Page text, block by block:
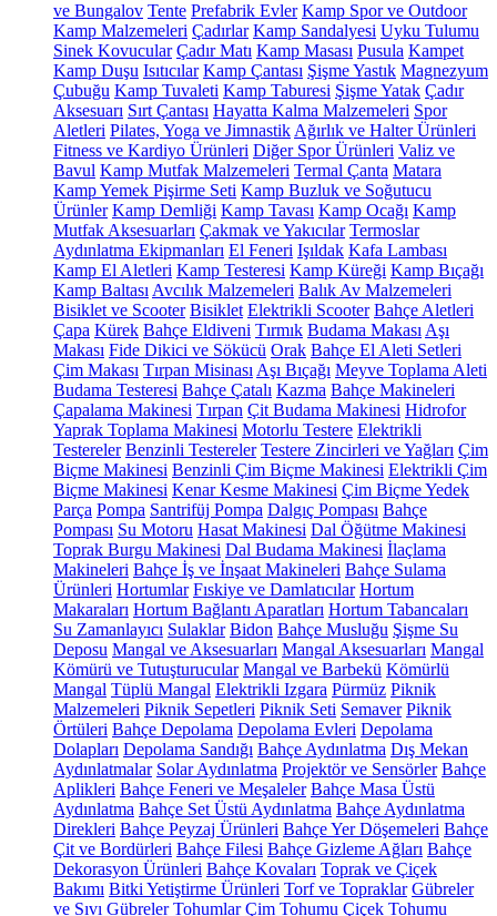
ve Bungalov Tente Prefabrik Evler Kamp Spor ve Outdoor
Kamp Malzemeleri Çadırlar Kamp Sandalyesi Uyku Tulumu
Sinek Kovucular Çadır Matı Kamp Masası Pusula Kampet
Kamp Duşu Isıtıcılar Kamp Çantası Şişme Yastık Magnezyum
Çubuğu Kamp Tuvaleti Kamp Taburesi Şişme Yatak Çadır
Aksesuarı Sırt Çantası Hayatta Kalma Malzemeleri Spor
Aletleri Pilates, Yoga ve Jimnastik Ağırlık ve Halter Ürünleri
Fitness ve Kardiyo Ürünleri Diğer Spor Ürünleri Valiz ve
Bavul Kamp Mutfak Malzemeleri Termal Çanta Matara
Kamp Yemek Pişirme Seti Kamp Buzluk ve Soğutucu
Ürünler Kamp Demliği Kamp Tavası Kamp Ocağı Kamp
Mutfak Aksesuarları Çakmak ve Yakıcılar Termoslar
Aydınlatma Ekipmanları El Feneri Işıldak Kafa Lambası
Kamp El Aletleri Kamp Testeresi Kamp Küreği Kamp Bıçağı
Kamp Baltası Avcılık Malzemeleri Balık Av Malzemeleri
Bisiklet ve Scooter Bisiklet Elektrikli Scooter Bahçe Aletleri
Çapa Kürek Bahçe Eldiveni Tırmık Budama Makası Aşı
Makası Fide Dikici ve Sökücü Orak Bahçe El Aleti Setleri
Çim Makası Tırpan Misinası Aşı Bıçağı Meyve Toplama Aleti
Budama Testeresi Bahçe Çatalı Kazma Bahçe Makineleri
Çapalama Makinesi Tırpan Çit Budama Makinesi Hidrofor
Yaprak Toplama Makinesi Motorlu Testere Elektrikli
Testereler Benzinli Testereler Testere Zincirleri ve Yağları Çim
Biçme Makinesi Benzinli Çim Biçme Makinesi Elektrikli Çim
Biçme Makinesi Kenar Kesme Makinesi Çim Biçme Yedek
Parça Pompa Santrifüj Pompa Dalgıç Pompası Bahçe
Pompası Su Motoru Hasat Makinesi Dal Öğütme Makinesi
Toprak Burgu Makinesi Dal Budama Makinesi İlaçlama
Makineleri Bahçe İş ve İnşaat Makineleri Bahçe Sulama
Ürünleri Hortumlar Fıskiye ve Damlatıcılar Hortum
Makaraları Hortum Bağlantı Aparatları Hortum Tabancaları
Su Zamanlayıcı Sulaklar Bidon Bahçe Musluğu Şişme Su
Deposu Mangal ve Aksesuarları Mangal Aksesuarları Mangal
Kömürü ve Tutuşturucular Mangal ve Barbekü Kömürlü
Mangal Tüplü Mangal Elektrikli Izgara Pürmüz Piknik
Malzemeleri Piknik Sepetleri Piknik Seti Semaver Piknik
Örtüleri Bahçe Depolama Depolama Evleri Depolama
Dolapları Depolama Sandığı Bahçe Aydınlatma Dış Mekan
Aydınlatmalar Solar Aydınlatma Projektör ve Sensörler Bahçe
Aplikleri Bahçe Feneri ve Meşaleler Bahçe Masa Üstü
Aydınlatma Bahçe Set Üstü Aydınlatma Bahçe Aydınlatma
Direkleri Bahçe Peyzaj Ürünleri Bahçe Yer Döşemeleri Bahçe
Çit ve Bordürleri Bahçe Filesi Bahçe Gizleme Ağları Bahçe
Dekorasyon Ürünleri Bahçe Kovaları Toprak ve Çiçek
Bakımı Bitki Yetiştirme Ürünleri Torf ve Topraklar Gübreler
ve Sıvı Gübreler Tohumlar Çim Tohumu Çiçek Tohumu